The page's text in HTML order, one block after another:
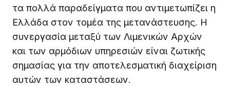
τα πολλά παραδείγματα που αντιμετωπίζει η
Ελλάδα στον τομέα της μετανάστευσης. Η
συνεργασία μεταξύ των Λιμενικών Αρχών
και των αρμόδιων υπηρεσιών είναι ζωτικής
σημασίας για την αποτελεσματική διαχείριση
αυτών των καταστάσεων.